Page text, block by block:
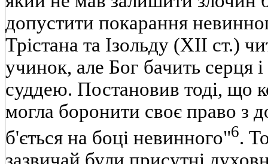
допустити покарання
Трістана та Ізольду (XII ст.)
учинок, але Бог бачить серця
суддею. Постановив тоді, що
могла боронити своє право з
б'ється на боці невинного"6.
зазвичай були присутні